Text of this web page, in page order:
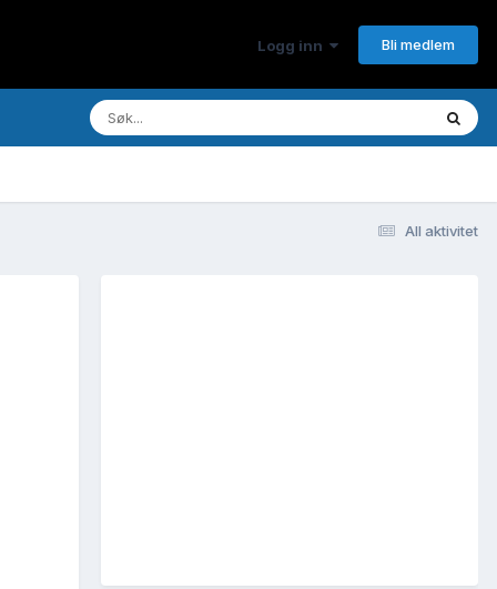
Logg inn Bli medlem
All aktivitet